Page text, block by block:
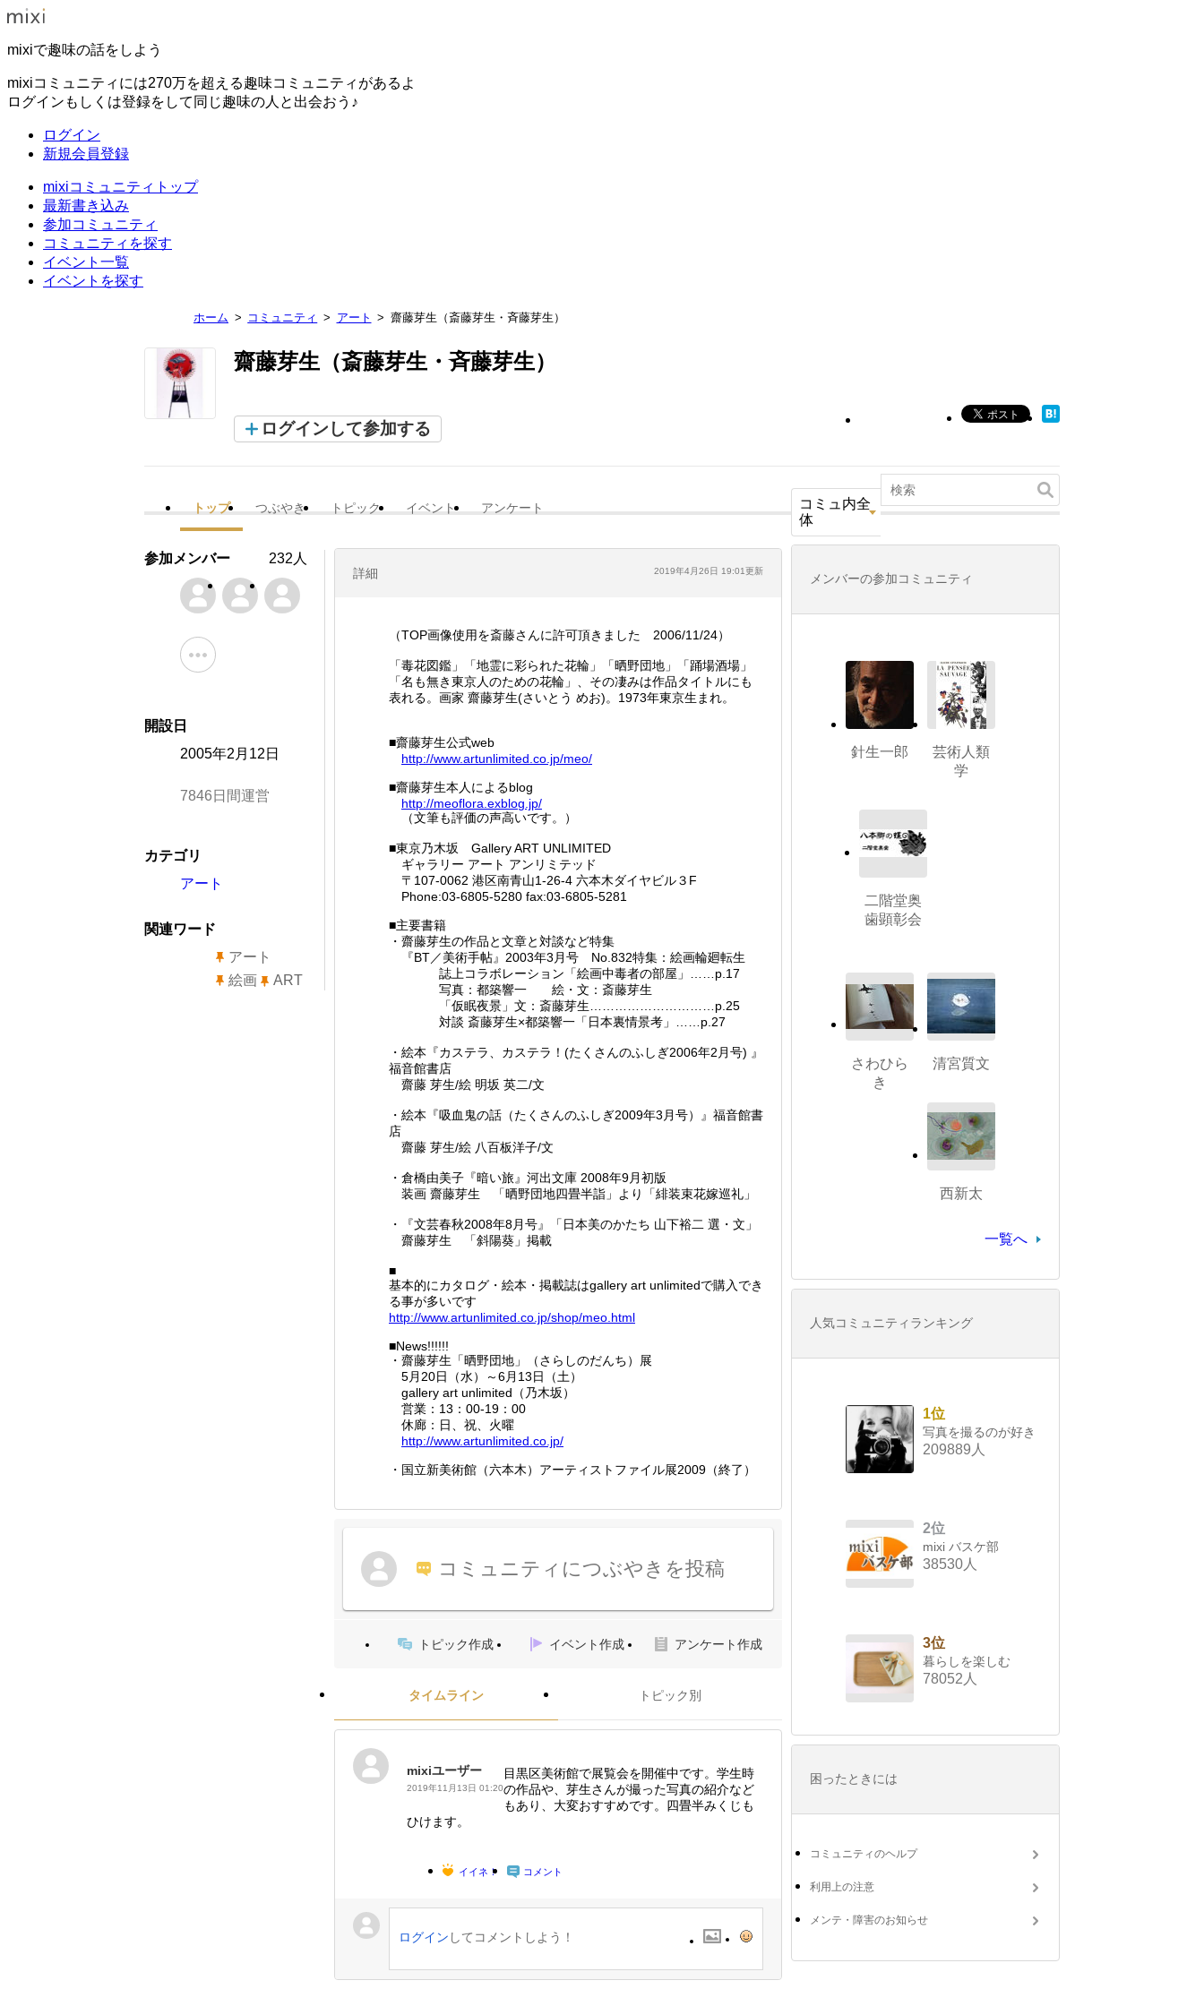
mixiで趣味の話をしよう
mixiコミュニティには270万を超える趣味コミュニティがあるよ
ログインもしくは登録をして同じ趣味の人と出会おう♪
ログイン
新規会員登録
mixiコミュニティトップ
最新書き込み
参加コミュニティ
コミュニティを探す
イベント一覧
イベントを探す
ホーム コミュニティ アート 齋藤芽生（斎藤芽生・斉藤芽生）
齋藤芽生（斎藤芽生・斉藤芽生）
ログインして参加する
トップ つぶやき トピック イベント アンケート
コミュ内全
体
詳細 2019年4月26日 19:01更新
（TOP画像使用を斎藤さんに許可頂きました 2006/11/24）
「毒花図鑑」「地霊に彩られた花輪」「晒野団地」「踊場酒場」
「名も無き東京人のための花輪」、その凄みは作品タイトルにも
表れる。画家 齋藤芽生(さいとう めお)。1973年東京生まれ。
■齋藤芽生公式web
http://www.artunlimited.co.jp/meo/
■齋藤芽生本人によるblog
http://meoflora.exblog.jp/
（文筆も評価の声高いです。）
■東京乃木坂 Gallery ART UNLIMITED
ギャラリー アート アンリミテッド
〒107-0062 港区南青山1-26-4 六本木ダイヤビル３F
Phone:03-6805-5280 fax:03-6805-5281
■主要書籍
・齋藤芽生の作品と文章と対談など特集
『BT／美術手帖』2003年3月号 No.832特集：絵画輪廻転生
誌上コラボレーション「絵画中毒者の部屋」……p.17
写真：都築響一 絵・文：斎藤芽生
「仮眠夜景」文：斎藤芽生…………………………p.25
対談 斎藤芽生×都築響一「日本裏情景考」……p.27
・絵本『カステラ、カステラ！(たくさんのふしぎ2006年2月号) 』
福音館書店
齋藤 芽生/絵 明坂 英二/文
・絵本『吸血鬼の話（たくさんのふしぎ2009年3月号）』福音館書
店
齋藤 芽生/絵 八百板洋子/文
・倉橋由美子『暗い旅』河出文庫 2008年9月初版
装画 齋藤芽生 「晒野団地四畳半詣」より「緋装束花嫁巡礼」
・『文芸春秋2008年8月号』「日本美のかたち 山下裕二 選・文」
齋藤芽生 「斜陽葵」掲載
■
基本的にカタログ・絵本・掲載誌はgallery art unlimitedで購入でき
る事が多いです
http://www.artunlimited.co.jp/shop/meo.html
■News!!!!!!
・齋藤芽生「晒野団地」（さらしのだんち）展
5月20日（水）～6月13日（土）
gallery art unlimited（乃木坂）
営業：13：00-19：00
休廊：日、祝、火曜
http://www.artunlimited.co.jp/
・国立新美術館（六本木）アーティストファイル展2009（終了）
コミュニティにつぶやきを投稿
トピック作成 イベント作成 アンケート作成
タイムライン トピック別
mixiユーザー
2019年11月13日 01:20
目黒区美術館で展覧会を開催中です。学生時
の作品や、芽生さんが撮った写真の紹介など
もあり、大変おすすめです。四畳半みくじも
ひけます。
イイネ！ コメント
ログイン してコメントしよう！
参加メンバー 232人
開設日
2005年2月12日
7846日間運営
カテゴリ
アート
関連ワード
アート
絵画
ART
メンバーの参加コミュニティ
針生一郎
芸術人類
学
二階堂奥
歯顕彰会
さわひら
き
清宮質文
西新太
一覧へ
人気コミュニティランキング
1位
写真を撮るのが好き
209889人
2位
mixi バスケ部
38530人
3位
暮らしを楽しむ
78052人
困ったときには
コミュニティのヘルプ
利用上の注意
メンテ・障害のお知らせ